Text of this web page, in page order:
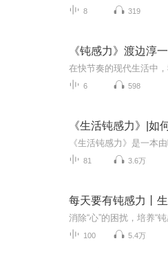
8 319
《钝感力》渡边淳一
6 598
81 3.6万
100 5.4万